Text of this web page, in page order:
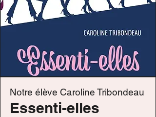
Notre élève Caroline Tribondeau
Essenti-elles